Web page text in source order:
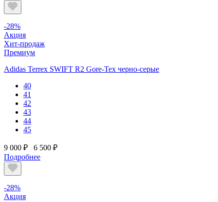
-28%
Акция
Хит-продаж
Премиум
Adidas Terrex SWIFT R2 Gore-Tex черно-серые
40
41
42
43
44
45
9 000 ₽
6 500 ₽
Подробнее
-28%
Акция